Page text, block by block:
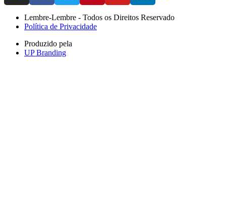
Lembre-Lembre - Todos os Direitos Reservado
Política de Privacidade
Produzido pela
UP Branding